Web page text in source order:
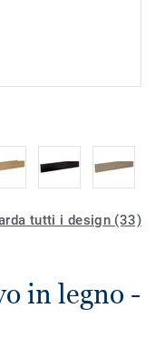
tutti i design (33)
in legno -